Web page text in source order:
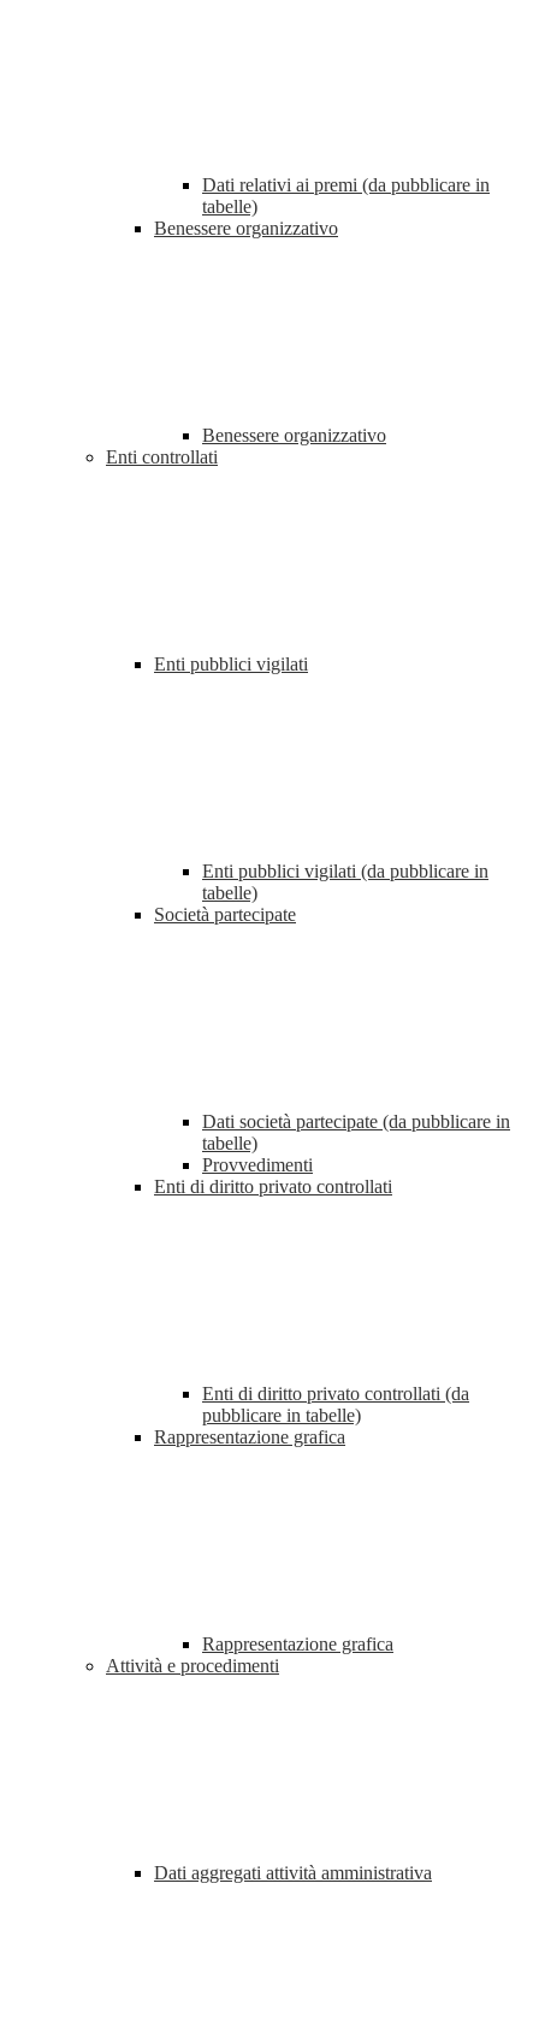
Dati relativi ai premi (da pubblicare in
tabelle)
Benessere organizzativo
Benessere organizzativo
Enti controllati
Enti pubblici vigilati
Enti pubblici vigilati (da pubblicare in
tabelle)
Società partecipate
Dati società partecipate (da pubblicare in
tabelle)
Provvedimenti
Enti di diritto privato controllati
Enti di diritto privato controllati (da
pubblicare in tabelle)
Rappresentazione grafica
Rappresentazione grafica
Attività e procedimenti
Dati aggregati attività amministrativa